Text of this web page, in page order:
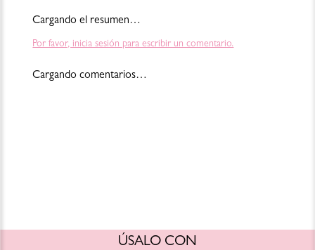
Cargando el resumen…
Por favor, inicia sesión para escribir un comentario.
Cargando comentarios…
ÚSALO CON